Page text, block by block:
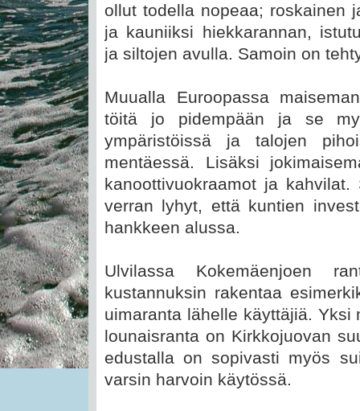
ollut todella nopeaa; roskainen
ja kauniiksi hiekkarannan,
ja siltojen avulla. Samoin on
Muualla Euroopassa
töitä jo pidempään ja se
ympäristöissä ja talojen
mentäessä. Lisäksi
kanoottivuokraamot ja
verran lyhyt, että kuntien
hankkeen alussa.
Ulvilassa Kokemäenjoen
kustannuksin rakentaa
uimaranta lähelle käyttäjiä.
lounaisranta on Kirkkojuovan
edustalla on sopivasti myös
varsin harvoin käytössä.